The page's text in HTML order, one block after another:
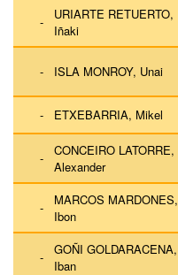
-
URIARTE RETUERTO,
Iñaki
- ISLA MONROY, Unai
- ETXEBARRIA, Mikel
-
CONCEIRO LATORRE,
Alexander
-
MARCOS MARDONES,
Ibon
-
GOÑI GOLDARACENA,
Iban